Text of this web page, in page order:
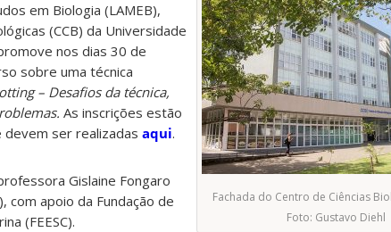
Fachada do Centro de Ciências
Foto: Gustavo Diehl
em Biologia (LAMEB),
(CCB) da Universidade
nos dias 30 de
sobre uma técnica
– Desafios da técnica,
As inscrições estão
ser realizadas aqui.
Gislaine Fongaro
com apoio da Fundação de
(FEESC).